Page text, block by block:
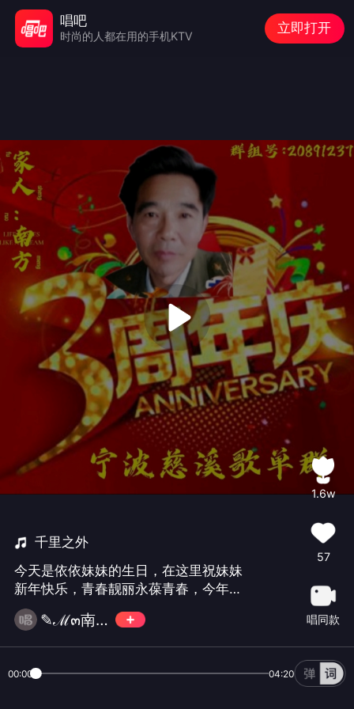
千里之外
今天是依依妹妹的生日，在这里祝妹妹
新年快乐，青春靓丽永葆青春，今年二
十明年十八，越活越年轻。
✎ℳ๓南方的柳拒币๓❥
1.6w
57
唱同款
00:00 04:20
唱吧
时尚的人都在用的手机KTV
立即打开